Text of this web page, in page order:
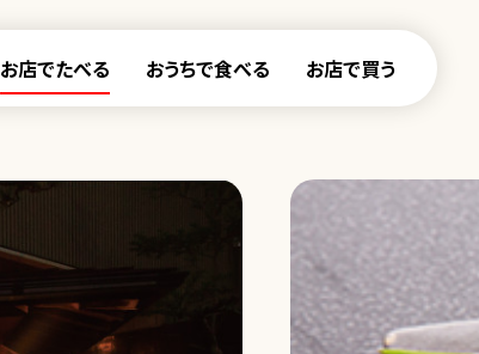
お店でたべる おうちで食べる お店で買う